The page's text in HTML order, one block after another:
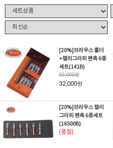
[20%]브라우스 홀더
+캘리그라피 펜촉 6종
세트(141B)
40,000원
32,000원
[20%]브라우스 캘리
그라피 펜촉 6종세트
(16500B)
(품절)